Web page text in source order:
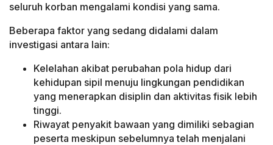
seluruh korban mengalami kondisi yang sama.
Beberapa faktor yang sedang didalami dalam
investigasi antara lain:
Kelelahan akibat perubahan pola hidup dari
kehidupan sipil menuju lingkungan pendidikan
yang menerapkan disiplin dan aktivitas fisik lebih
tinggi.
Riwayat penyakit bawaan yang dimiliki sebagian
peserta meskipun sebelumnya telah menjalani